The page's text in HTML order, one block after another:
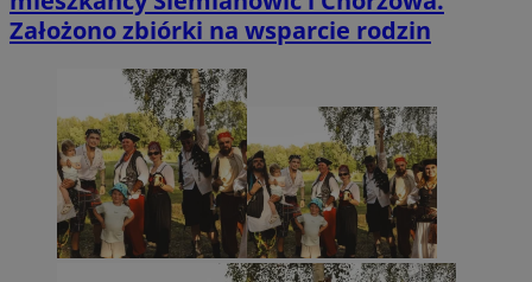
Założono zbiórki na wsparcie rodzin